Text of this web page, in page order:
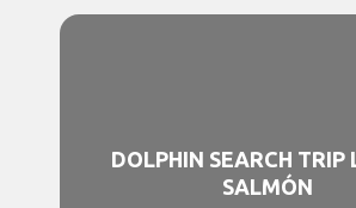
DOLPHIN SEARCH TRIP
SALMÓN